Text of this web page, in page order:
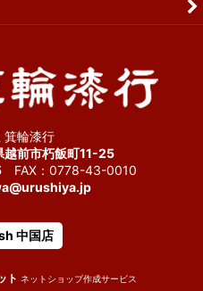
箕輪漆行
前市朽飯町11-25
FAX：0778-43-0010
中国店
ト ネットショップ作成サービス